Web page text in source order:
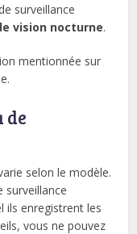
surveillance
vision nocturne.
mentionnée sur
de
selon le modèle.
surveillance
ils enregistrent les
vous ne pouvez